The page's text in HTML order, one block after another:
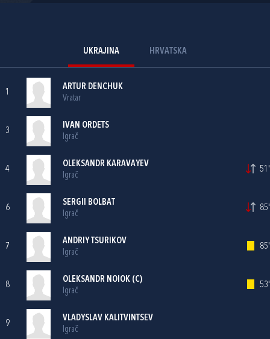
UKRAJINA HRVATSKA
1
ARTUR DENCHUK
Vratar
3
IVAN ORDETS
Igrač
4
OLEKSANDR KARAVAYEV
Igrač
51'
6
SERGII BOLBAT
Igrač
85'
7
ANDRIY TSURIKOV
Igrač
85'
8
OLEKSANDR NOIOK (C)
Igrač
53'
9
VLADYSLAV KALITVINTSEV
Igrač